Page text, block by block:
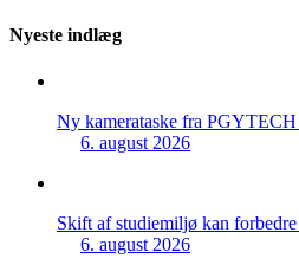
Nyeste indlæg
Ny kamerataske fra
6. august 2026
Skift af studiemiljø kan
6. august 2026